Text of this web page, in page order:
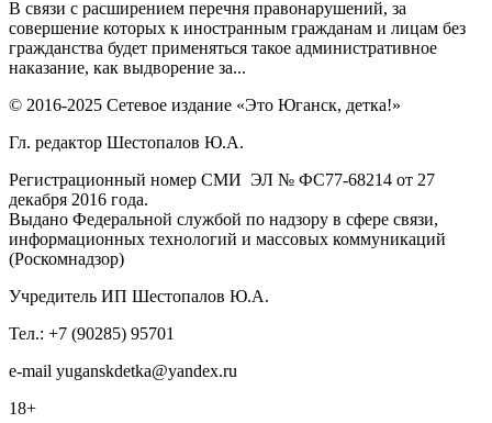
В связи с расширением перечня правонарушений, за
совершение которых к иностранным гражданам и лицам без
гражданства будет применяться такое административное
наказание, как выдворение за...
© 2016-2025 Сетевое издание «Это Юганск, детка!»
Гл. редактор Шестопалов Ю.А.
Регистрационный номер СМИ ЭЛ № ФС77-68214 от 27
декабря 2016 года.
Выдано Федеральной службой по надзору в сфере связи,
информационных технологий и массовых коммуникаций
(Роскомнадзор)
Учредитель ИП Шестопалов Ю.А.
Тел.: +7 (90285) 95701
e-mail yuganskdetka@yandex.ru
18+